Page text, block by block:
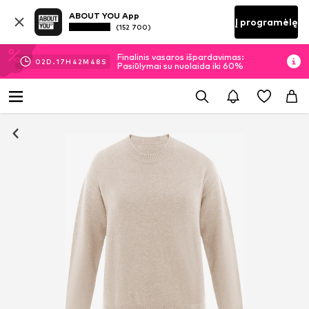
ABOUT YOU App
(152 700) Į programėlę
02D.17H 42M 48 S
Finalinis vasaros išpardavimas:
Pasiūlymai su nuolaida iki 60%